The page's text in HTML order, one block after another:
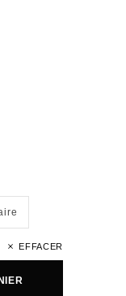
EFFACER